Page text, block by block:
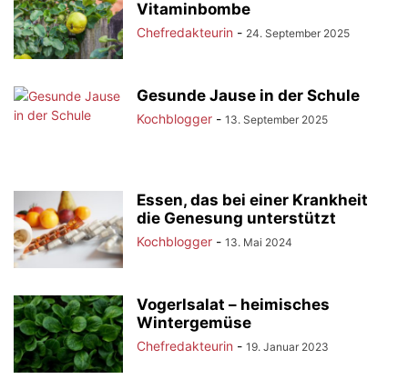
Vitaminbombe
Chefredakteurin - 24. September 2025
Gesunde Jause in der Schule
Kochblogger - 13. September 2025
Essen, das bei einer Krankheit
die Genesung unterstützt
Kochblogger - 13. Mai 2024
Vogerlsalat – heimisches
Wintergemüse
Chefredakteurin - 19. Januar 2023